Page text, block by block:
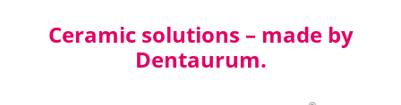
Ceramic solutions – made by
Dentaurum.